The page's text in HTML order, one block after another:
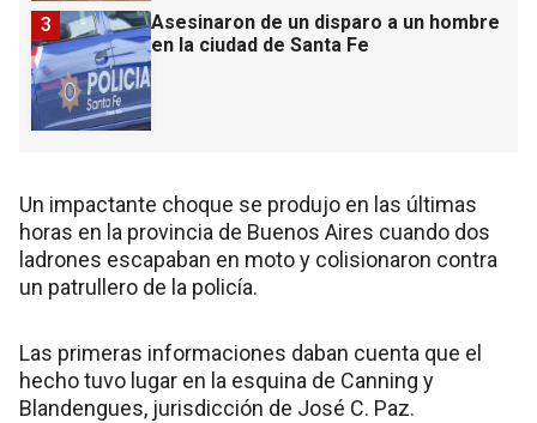
Asesinaron de un disparo a un hombre
en la ciudad de Santa Fe
3
Un impactante choque se produjo en las últimas
horas en la provincia de Buenos Aires cuando dos
ladrones escapaban en moto y colisionaron contra
un patrullero de la policía.
Las primeras informaciones daban cuenta que el
hecho tuvo lugar en la esquina de Canning y
Blandengues, jurisdicción de José C. Paz.